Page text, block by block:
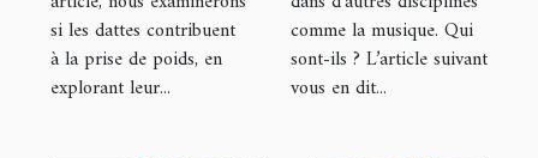
si les dattes contribuent
à la prise de poids, en
explorant leur...
comme la musique. Qui
sont-ils ? L’article suivant
vous en dit...